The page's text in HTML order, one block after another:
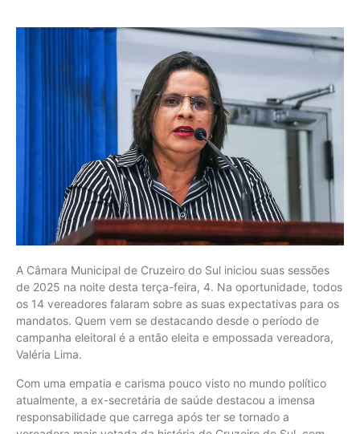
A Câmara Municipal de Cruzeiro do Sul iniciou suas sessões
de 2025 na noite desta terça-feira, 4. Na oportunidade, todos
os 14 vereadores falaram sobre as suas expectativas para os
mandatos. Quem vem se destacando desde o período de
campanha eleitoral é a então eleita e empossada vereadora,
Valéria Lima.
Com uma empatia e carisma pouco visto no mundo político
atualmente, a ex-secretária de saúde destacou a imensa
responsabilidade que carrega após ter se tornado a